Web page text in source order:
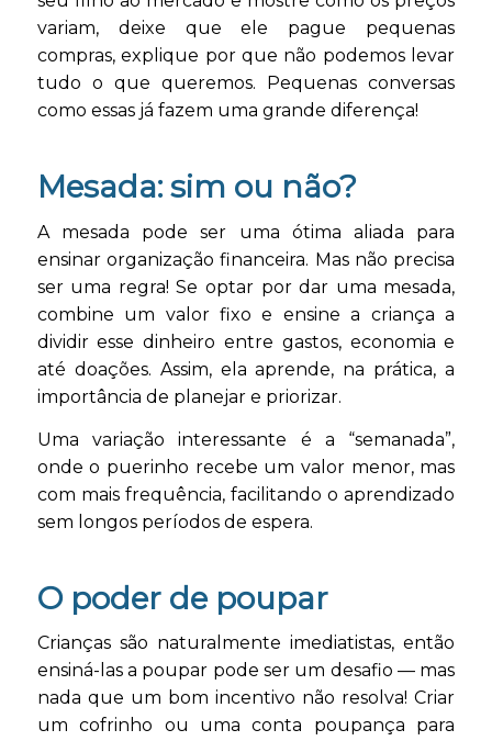
variam, deixe que ele pague pequenas
compras, explique por que não podemos levar
tudo o que queremos. Pequenas conversas
como essas já fazem uma grande diferença!
Mesada: sim ou não?
A mesada pode ser uma ótima aliada para
ensinar organização financeira. Mas não precisa
ser uma regra! Se optar por dar uma mesada,
combine um valor fixo e ensine a criança a
dividir esse dinheiro entre gastos, economia e
até doações. Assim, ela aprende, na prática, a
importância de planejar e priorizar.
Uma variação interessante é a “semanada”,
onde o puerinho recebe um valor menor, mas
com mais frequência, facilitando o aprendizado
sem longos períodos de espera.
O poder de poupar
Crianças são naturalmente imediatistas, então
ensiná-las a poupar pode ser um desafio — mas
nada que um bom incentivo não resolva! Criar
um cofrinho ou uma conta poupança para